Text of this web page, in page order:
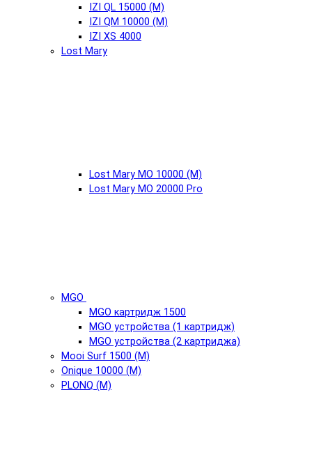
IZI QL 15000 (М)
IZI QM 10000 (М)
IZI XS 4000
Lost Mary
Lost Mary MO 10000 (М)
Lost Mary MO 20000 Pro
MGO
MGO картридж 1500
MGO устройства (1 картридж)
MGO устройства (2 картриджа)
Mooi Surf 1500 (М)
Onique 10000 (М)
PLONQ (М)